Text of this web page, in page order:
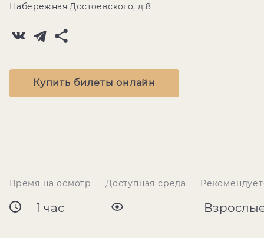
Набережная Достоевского, д.8
Купить билеты онлайн
Время на осмотр
1 час
Доступная среда